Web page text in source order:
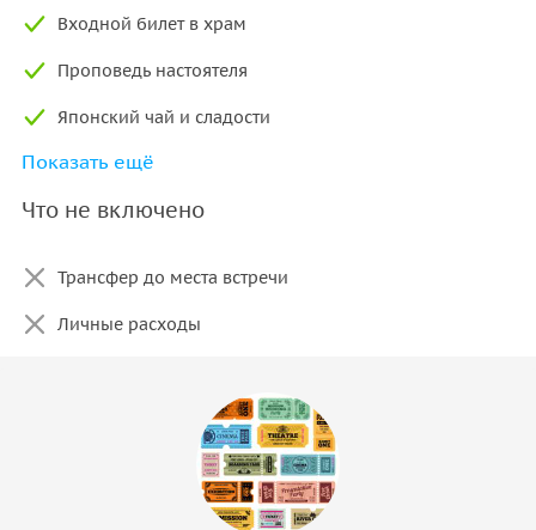
Входной билет в храм
Проповедь настоятеля
Японский чай и сладости
Фотосессия на профессиональную камеру
Показать ещё
Что не включено
Трансфер до места встречи
Личные расходы